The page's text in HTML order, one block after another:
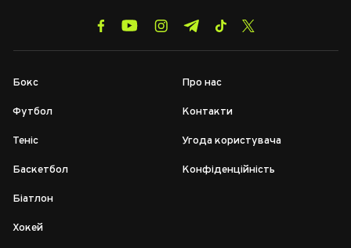
Бокс
Футбол
Теніс
Баскетбол
Біатлон
Хокей
Про нас
Контакти
Угода користувача
Конфіденційність